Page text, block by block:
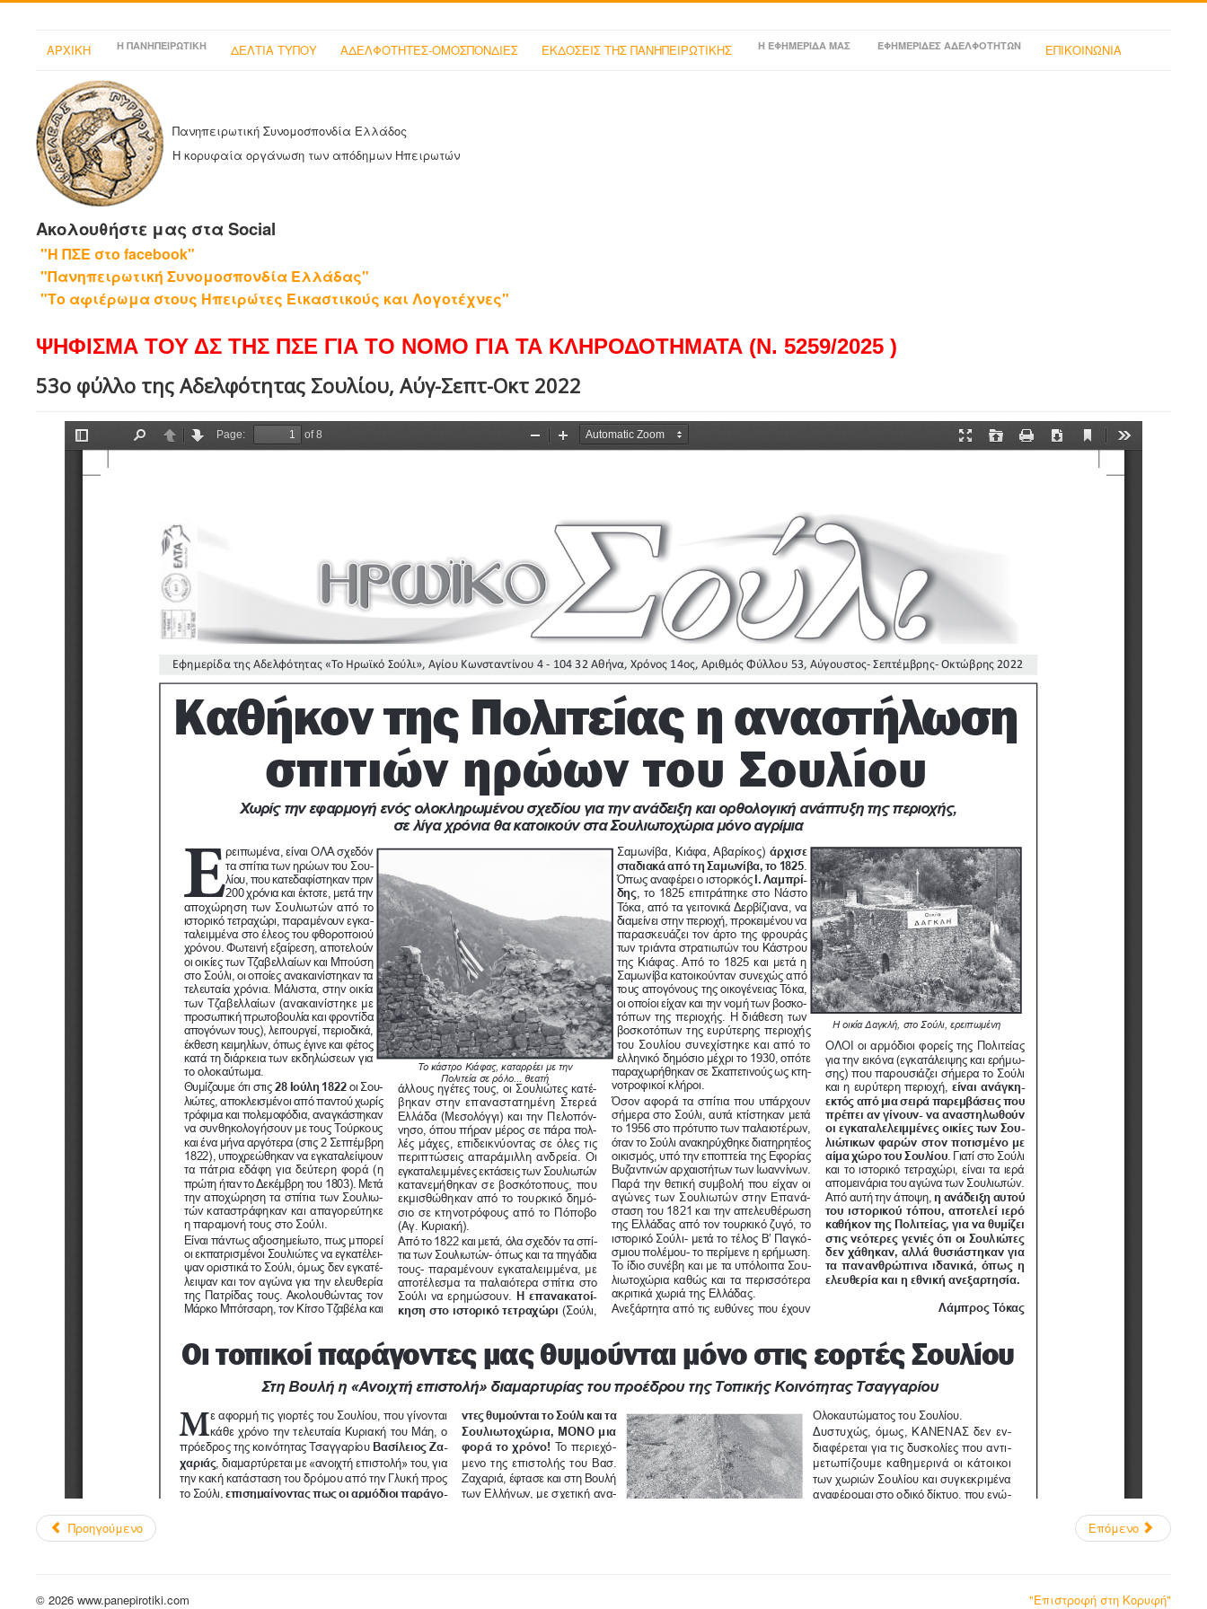
ΑΡΧΙΚΗ Η ΠΑΝΗΠΕΙΡΩΤΙΚΗ ΔΕΛΤΙΑ ΤΥΠΟΥ ΑΔΕΛΦΟΤΗΤΕΣ-ΟΜΟΣΠΟΝΔΙΕΣ ΕΚΔΟΣΕΙΣ ΤΗΣ ΠΑΝΗΠΕΙΡΩΤΙΚΗΣ Η ΕΦΗΜΕΡΙΔΑ ΜΑΣ ΕΦΗΜΕΡΙΔΕΣ ΑΔΕΛΦΟΤΗΤΩΝ ΕΠΙΚΟΙΝΩΝΙΑ
Πανηπειρωτική Συνομοσπονδία Ελλάδος
Η κορυφαία οργάνωση των απόδημων Ηπειρωτών
Ακολουθήστε μας στα Social
"Η ΠΣΕ στο facebook"
"Πανηπειρωτική Συνομοσπονδία Ελλάδας"
"Το αφιέρωμα στους Ηπειρώτες Εικαστικούς και Λογοτέχνες"
ΨΗΦΙΣΜΑ ΤΟΥ ΔΣ ΤΗΣ ΠΣΕ ΓΙΑ ΤΟ ΝΟΜΟ ΓΙΑ ΤΑ ΚΛΗΡΟΔΟΤΗΜΑΤΑ (Ν. 5259/2025 )
53ο φύλλο της Αδελφότητας Σουλίου, Αύγ-Σεπτ-Οκτ 2022
Προηγούμενο Επόμενο
"Επιστροφή στη Κορυφή"
© 2026 www.panepirotiki.com